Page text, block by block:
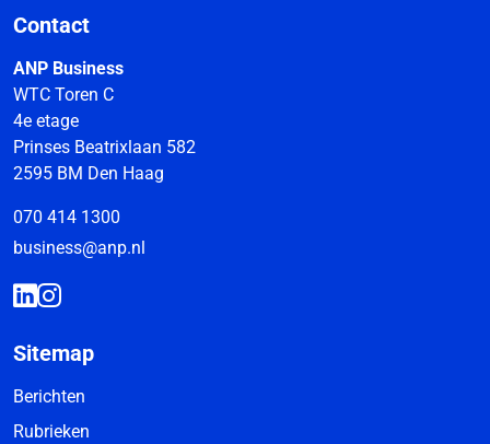
Contact
ANP Business
WTC Toren C
4e etage
Prinses Beatrixlaan 582
2595 BM Den Haag
070 414 1300
business@anp.nl
Sitemap
Berichten
Rubrieken